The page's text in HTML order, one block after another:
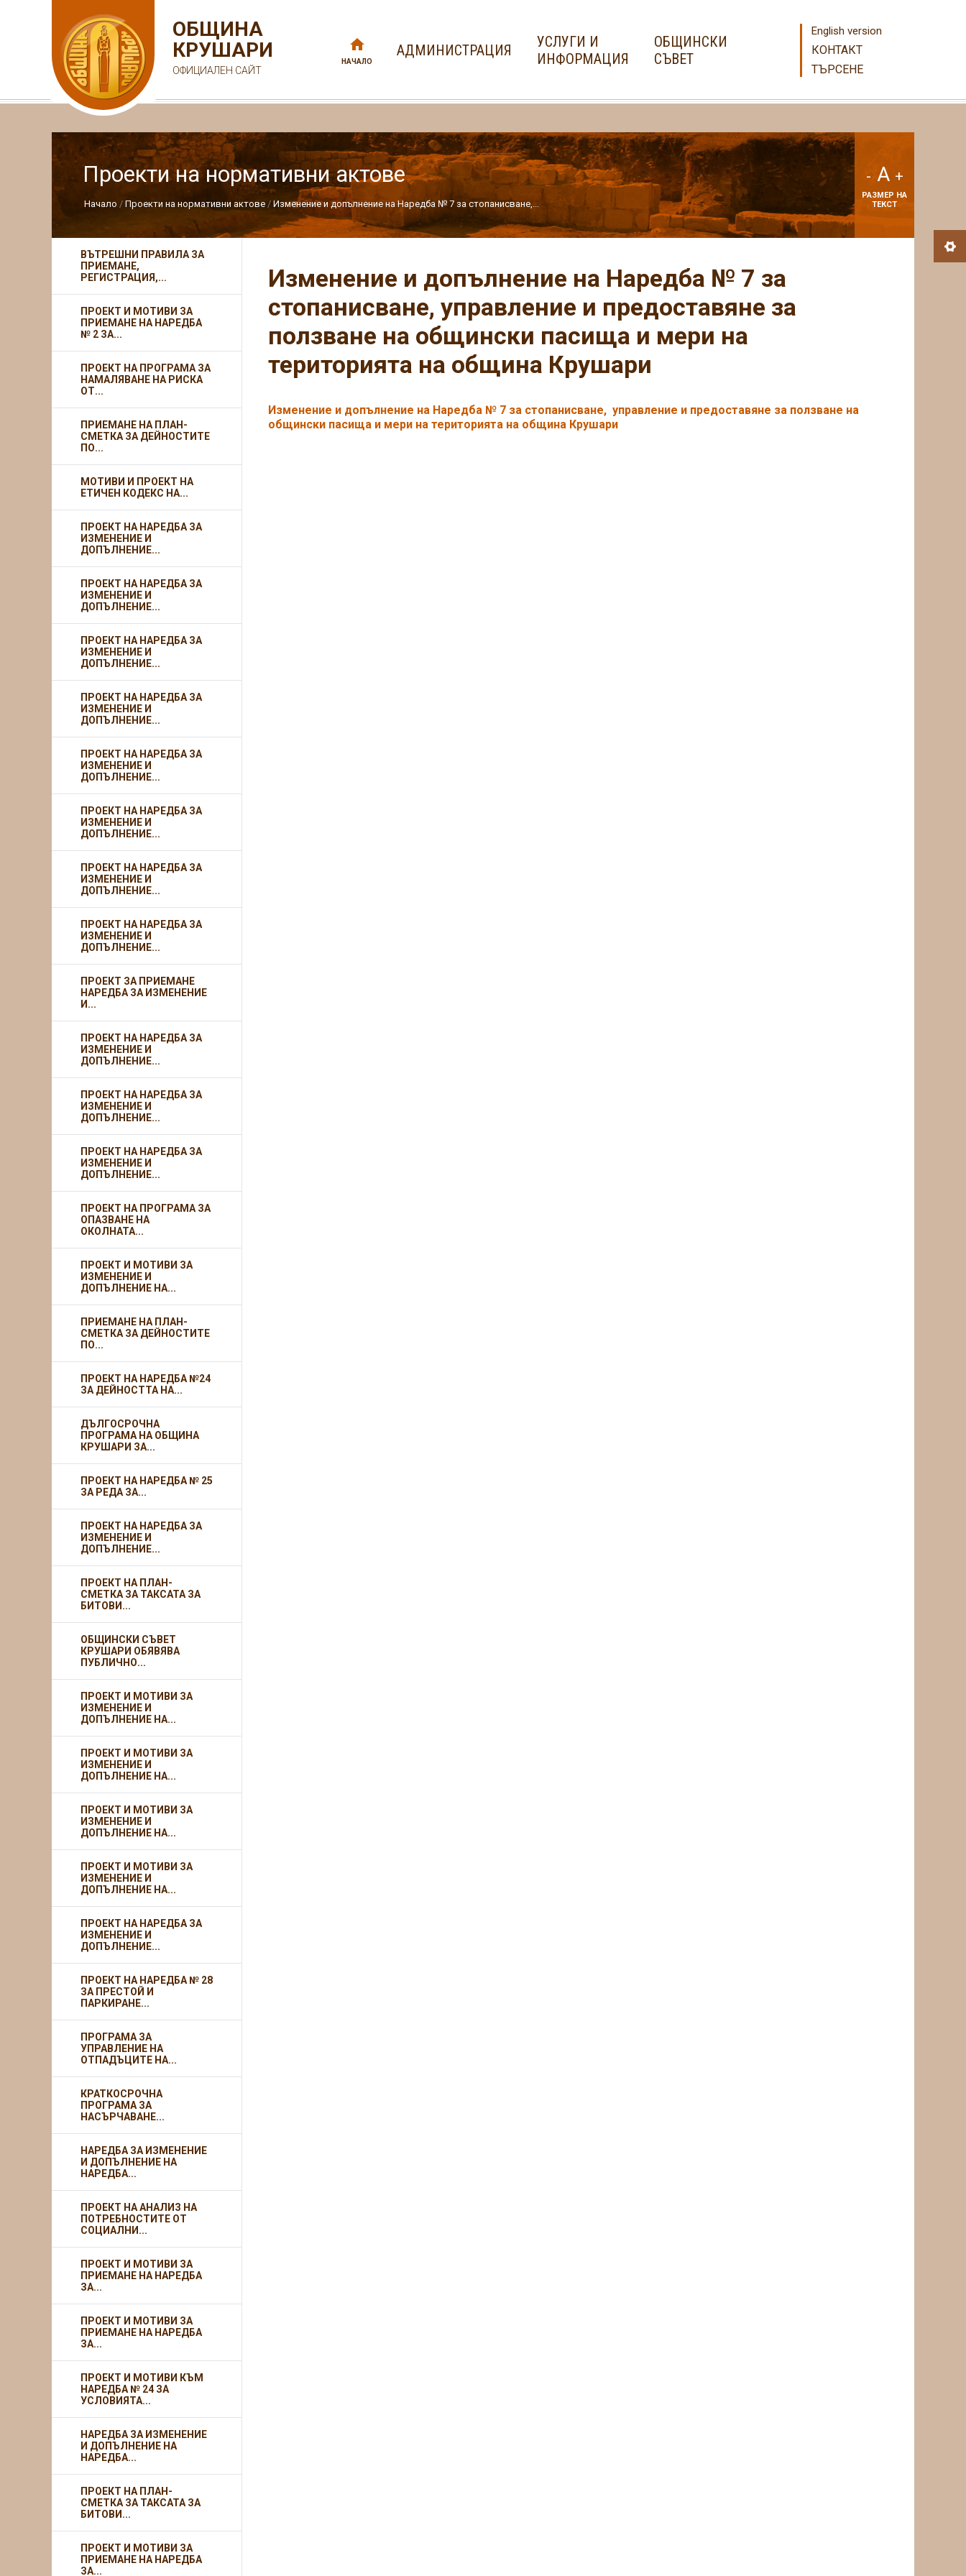
ОБЩИНА
КРУШАРИ
ОФИЦИАЛЕН САЙТ
НАЧАЛО
АДМИНИСТРАЦИЯ
УСЛУГИ И
ИНФОРМАЦИЯ
ОБЩИНСКИ
СЪВЕТ
English version
КОНТАКТ
ТЪРСЕНЕ
Проекти на нормативни актове
Начало Проекти на нормативни актове Изменение и допълнение на Наредба № 7 за стопанисване,...
- A +
РАЗМЕР НА
ТЕКСТ
Изменение и допълнение на Наредба № 7 за
стопанисване, управление и предоставяне за
ползване на общински пасища и мери на
територията на община Крушари
Изменение и допълнение на Наредба № 7 за стопанисване, управление и предоставяне за ползване на
общински пасища и мери на територията на община Крушари
ВЪТРЕШНИ ПРАВИЛА ЗА
ПРИЕМАНЕ,
РЕГИСТРАЦИЯ,...
ПРОЕКТ И МОТИВИ ЗА
ПРИЕМАНЕ НА НАРЕДБА
№ 2 ЗА...
ПРОЕКТ НА ПРОГРАМА ЗА
НАМАЛЯВАНЕ НА РИСКА
ОТ...
ПРИЕМАНЕ НА ПЛАН-
СМЕТКА ЗА ДЕЙНОСТИТЕ
ПО...
МОТИВИ И ПРОЕКТ НА
ЕТИЧЕН КОДЕКС НА...
ПРОЕКТ НА НАРЕДБА ЗА
ИЗМЕНЕНИЕ И
ДОПЪЛНЕНИЕ...
ПРОЕКТ НА НАРЕДБА ЗА
ИЗМЕНЕНИЕ И
ДОПЪЛНЕНИЕ...
ПРОЕКТ НА НАРЕДБА ЗА
ИЗМЕНЕНИЕ И
ДОПЪЛНЕНИЕ...
ПРОЕКТ НА НАРЕДБА ЗА
ИЗМЕНЕНИЕ И
ДОПЪЛНЕНИЕ...
ПРОЕКТ НА НАРЕДБА ЗА
ИЗМЕНЕНИЕ И
ДОПЪЛНЕНИЕ...
ПРОЕКТ НА НАРЕДБА ЗА
ИЗМЕНЕНИЕ И
ДОПЪЛНЕНИЕ...
ПРОЕКТ НА НАРЕДБА ЗА
ИЗМЕНЕНИЕ И
ДОПЪЛНЕНИЕ...
ПРОЕКТ НА НАРЕДБА ЗА
ИЗМЕНЕНИЕ И
ДОПЪЛНЕНИЕ...
ПРОЕКТ ЗА ПРИЕМАНЕ
НАРЕДБА ЗА ИЗМЕНЕНИЕ
И...
ПРОЕКТ НА НАРЕДБА ЗА
ИЗМЕНЕНИЕ И
ДОПЪЛНЕНИЕ...
ПРОЕКТ НА НАРЕДБА ЗА
ИЗМЕНЕНИЕ И
ДОПЪЛНЕНИЕ...
ПРОЕКТ НА НАРЕДБА ЗА
ИЗМЕНЕНИЕ И
ДОПЪЛНЕНИЕ...
ПРОЕКТ НА ПРОГРАМА ЗА
ОПАЗВАНЕ НА
ОКОЛНАТА...
ПРОЕКТ И МОТИВИ ЗА
ИЗМЕНЕНИЕ И
ДОПЪЛНЕНИЕ НА...
ПРИЕМАНЕ НА ПЛАН-
СМЕТКА ЗА ДЕЙНОСТИТЕ
ПО...
ПРОЕКТ НА НАРЕДБА №24
ЗА ДЕЙНОСТТА НА...
ДЪЛГОСРОЧНА
ПРОГРАМА НА ОБЩИНА
КРУШАРИ ЗА...
ПРОЕКТ НА НАРЕДБА № 25
ЗА РЕДА ЗА...
ПРОЕКТ НА НАРЕДБА ЗА
ИЗМЕНЕНИЕ И
ДОПЪЛНЕНИЕ...
ПРОЕКТ НА ПЛАН-
СМЕТКА ЗА ТАКСАТА ЗА
БИТОВИ...
ОБЩИНСКИ СЪВЕТ
КРУШАРИ ОБЯВЯВА
ПУБЛИЧНО...
ПРОЕКТ И МОТИВИ ЗА
ИЗМЕНЕНИЕ И
ДОПЪЛНЕНИЕ НА...
ПРОЕКТ И МОТИВИ ЗА
ИЗМЕНЕНИЕ И
ДОПЪЛНЕНИЕ НА...
ПРОЕКТ И МОТИВИ ЗА
ИЗМЕНЕНИЕ И
ДОПЪЛНЕНИЕ НА...
ПРОЕКТ И МОТИВИ ЗА
ИЗМЕНЕНИЕ И
ДОПЪЛНЕНИЕ НА...
ПРОЕКТ НА НАРЕДБА ЗА
ИЗМЕНЕНИЕ И
ДОПЪЛНЕНИЕ...
ПРОЕКТ НА НАРЕДБА № 28
ЗА ПРЕСТОЙ И
ПАРКИРАНЕ...
ПРОГРАМА ЗА
УПРАВЛЕНИЕ НА
ОТПАДЪЦИТЕ НА...
КРАТКОСРОЧНА
ПРОГРАМА ЗА
НАСЪРЧАВАНЕ...
НАРЕДБА ЗА ИЗМЕНЕНИЕ
И ДОПЪЛНЕНИЕ НА
НАРЕДБА...
ПРОЕКТ НА АНАЛИЗ НА
ПОТРЕБНОСТИТЕ ОТ
СОЦИАЛНИ...
ПРОЕКТ И МОТИВИ ЗА
ПРИЕМАНЕ НА НАРЕДБА
ЗА...
ПРОЕКТ И МОТИВИ ЗА
ПРИЕМАНЕ НА НАРЕДБА
ЗА...
ПРОЕКТ И МОТИВИ КЪМ
НАРЕДБА № 24 ЗА
УСЛОВИЯТА...
НАРЕДБА ЗА ИЗМЕНЕНИЕ
И ДОПЪЛНЕНИЕ НА
НАРЕДБА...
ПРОЕКТ НА ПЛАН-
СМЕТКА ЗА ТАКСАТА ЗА
БИТОВИ...
ПРОЕКТ И МОТИВИ ЗА
ПРИЕМАНЕ НА НАРЕДБА
ЗА...